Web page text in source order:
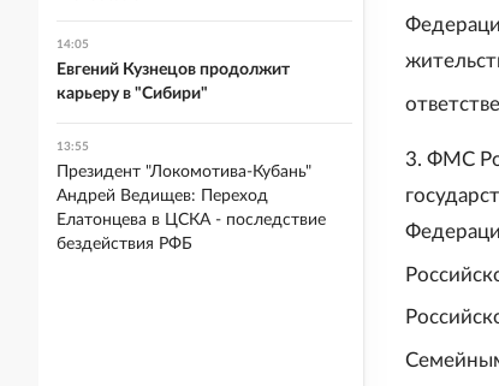
3. ФМС
14:05
Евгений Кузнецов продолжит
карьеру в "Сибири"
13:55
Президент "Локомотива-Кубань"
Андрей Ведищев: Переход
Елатонцева в ЦСКА - последствие
бездействия РФБ